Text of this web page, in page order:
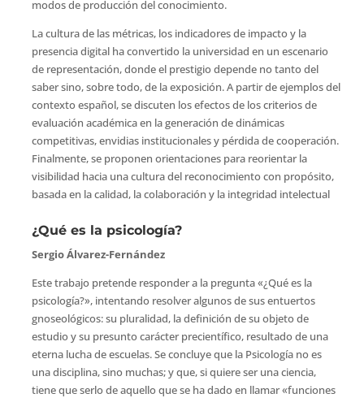
modos de producción del conocimiento.
La cultura de las métricas, los indicadores de impacto y la
presencia digital ha convertido la universidad en un escenario
de representación, donde el prestigio depende no tanto del
saber sino, sobre todo, de la exposición. A partir de ejemplos del
contexto español, se discuten los efectos de los criterios de
evaluación académica en la generación de dinámicas
competitivas, envidias institucionales y pérdida de cooperación.
Finalmente, se proponen orientaciones para reorientar la
visibilidad hacia una cultura del reconocimiento con propósito,
basada en la calidad, la colaboración y la integridad intelectual
¿Qué es la psicología?
Sergio Álvarez-Fernández
Este trabajo pretende responder a la pregunta «¿Qué es la
psicología?», intentando resolver algunos de sus entuertos
gnoseológicos: su pluralidad, la definición de su objeto de
estudio y su presunto carácter precientífico, resultado de una
eterna lucha de escuelas. Se concluye que la Psicología no es
una disciplina, sino muchas; y que, si quiere ser una ciencia,
tiene que serlo de aquello que se ha dado en llamar «funciones